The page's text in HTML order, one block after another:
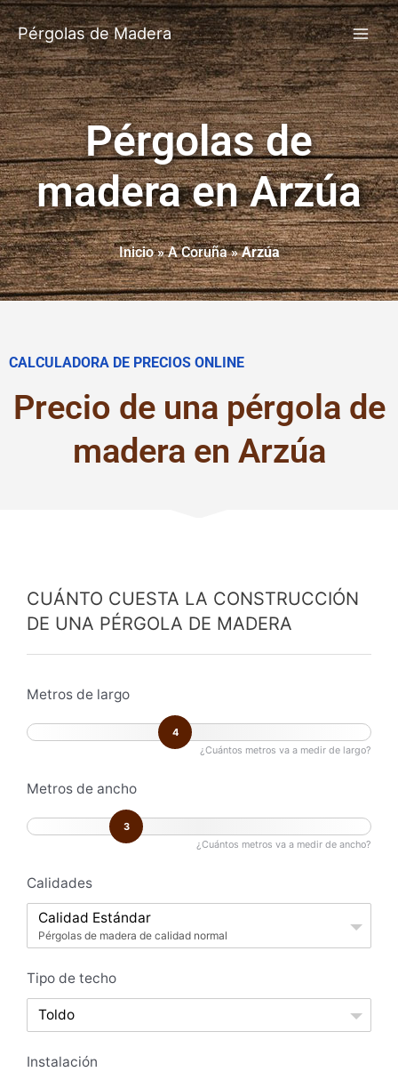
Pérgolas de Madera
Pérgolas de
madera en Arzúa
Inicio»A Coruña»Arzúa
CALCULADORA DE PRECIOS ONLINE
Precio de una pérgola de
madera en Arzúa
CUÁNTO CUESTA LA CONSTRUCCIÓN
DE UNA PÉRGOLA DE MADERA
Metros de largo
4
¿Cuántos metros va a medir de largo?
Metros de ancho
3
¿Cuántos metros va a medir de ancho?
Calidades
Calidad Estándar
Pérgolas de madera de calidad normal
Tipo de techo
Toldo
Instalación